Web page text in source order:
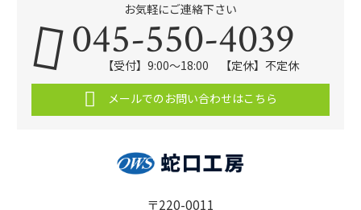
〒220-0011
お気軽にご連絡下さい
045-550-4039
【受付】9:00〜18:00 【定休】不定休
メールでのお問い合わせはこちら